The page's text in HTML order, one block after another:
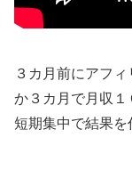
３カ月前にアフ
か３カ月で月収１
短期集中で結果を